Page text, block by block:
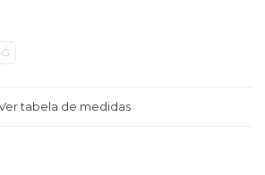
tabela de medidas